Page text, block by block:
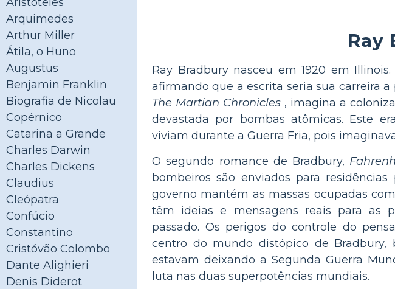
Arquimedes
Arthur Miller
Átila, o Huno
Augustus
Benjamin Franklin
Biografia de Nicolau
Copérnico
Catarina a Grande
Charles Darwin
Charles Dickens
Claudius
Cleópatra
Confúcio
Constantino
Cristóvão Colombo
Dante Alighieri
Denis Diderot
Ray
Ray Bradbury nasceu em 1920 em
afirmando que a escrita seria sua carreira a
The Martian Chronicles , imagina a
devastada por bombas atômicas. Este
viviam durante a Guerra Fria, pois
O segundo romance de Bradbury,
bombeiros são enviados para
governo mantém as massas ocupadas
têm ideias e mensagens reais para as
passado. Os perigos do controle do
centro do mundo distópico de
estavam deixando a Segunda Guerra
luta nas duas superpotências mundiais.